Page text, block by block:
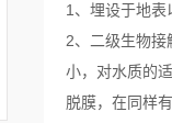
1、埋设于地
2、二级生物
小，对水质的
脱膜，在同样